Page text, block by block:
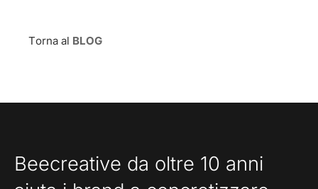
Torna al BLOG
Beecreative da oltre 10 anni